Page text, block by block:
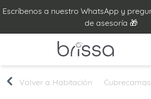
Escríbenos a nuestro WhatsApp y
de asesoría 🎁
Habitación Cubrecamas